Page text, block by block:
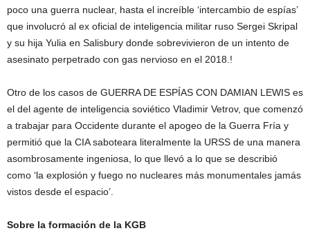
poco una guerra nuclear, hasta el increíble ‘intercambio de espías’
que involucró al ex oficial de inteligencia militar ruso Sergei Skripal
y su hija Yulia en Salisbury donde sobrevivieron de un intento de
asesinato perpetrado con gas nervioso en el 2018.!
Otro de los casos de GUERRA DE ESPÍAS CON DAMIAN LEWIS es
el del agente de inteligencia soviético Vladimir Vetrov, que comenzó
a trabajar para Occidente durante el apogeo de la Guerra Fría y
permitió que la CIA saboteara literalmente la URSS de una manera
asombrosamente ingeniosa, lo que llevó a lo que se describió
como ‘la explosión y fuego no nucleares más monumentales jamás
vistos desde el espacio’.
Sobre la formación de la KGB